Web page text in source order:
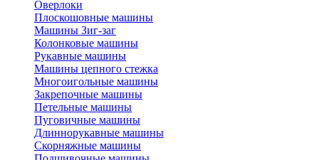
Оверлоки
Плоскошовные машины
Машины Зиг-заг
Колонковые машины
Рукавные машины
Машины цепного стежка
Многоигольные машины
Закрепочные машины
Петельные машины
Пуговичные машины
Длиннорукавные машины
Скорняжные машины